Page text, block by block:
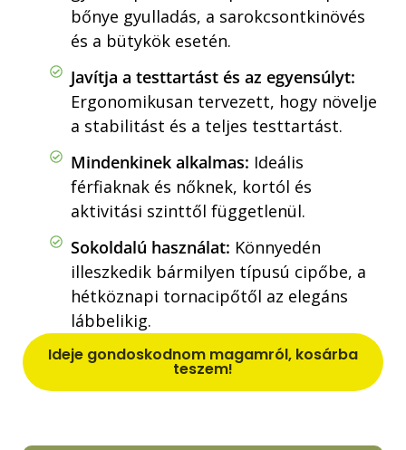
bőnye gyulladás, a sarokcsontkinövés
és a bütykök esetén.
Javítja a testtartást és az egyensúlyt:
Ergonomikusan tervezett, hogy növelje
a stabilitást és a teljes testtartást.
Mindenkinek alkalmas: Ideális
férfiaknak és nőknek, kortól és
aktivitási szinttől függetlenül.
Sokoldalú használat: Könnyedén
illeszkedik bármilyen típusú cipőbe, a
hétköznapi tornacipőtől az elegáns
lábbelikig.
Ideje gondoskodnom magamról, kosárba
teszem!